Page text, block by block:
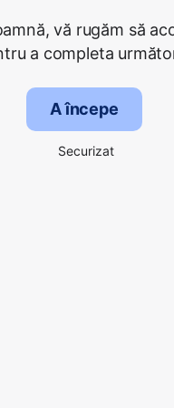
vă rugăm să
a completa
A începe
Securizat